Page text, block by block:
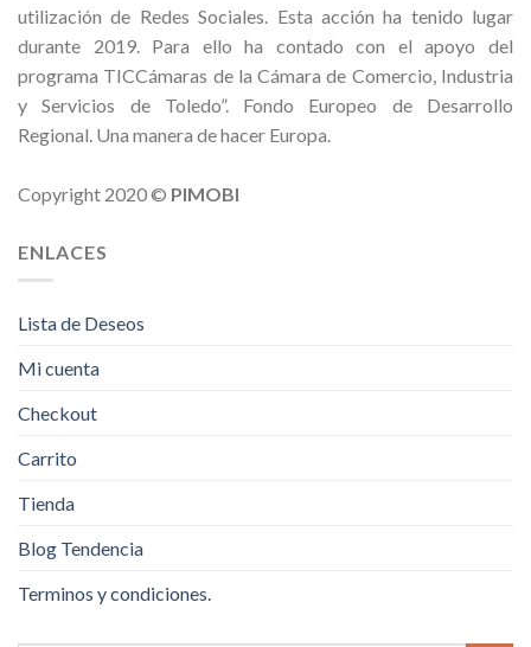
utilización de Redes Sociales. Esta acción ha tenido lugar
durante 2019. Para ello ha contado con el apoyo del
programa TICCámaras de la Cámara de Comercio, Industria
y Servicios de Toledo”. Fondo Europeo de Desarrollo
Regional. Una manera de hacer Europa.
Copyright 2020 © PIMOBI
ENLACES
Lista de Deseos
Mi cuenta
Checkout
Carrito
Tienda
Blog Tendencia
Terminos y condiciones.